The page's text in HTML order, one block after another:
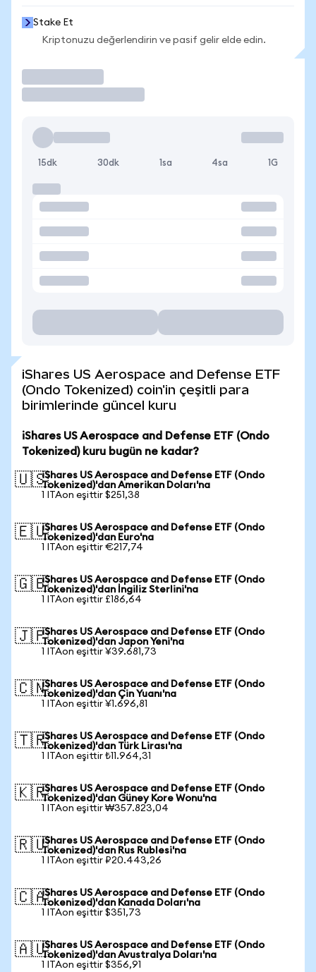
Stake Et
Kriptonuzu değerlendirin ve pasif gelir elde edin.
15dk 30dk 1sa 4sa 1G
iShares US Aerospace and Defense ETF
(Ondo Tokenized) coin'in çeşitli para
birimlerinde güncel kuru
iShares US Aerospace and Defense ETF (Ondo
Tokenized) kuru bugün ne kadar?
🇺🇸iShares US Aerospace and Defense ETF (Ondo
Tokenized)'dan Amerikan Doları'na
1 ITAon eşittir $251,38
🇪🇺iShares US Aerospace and Defense ETF (Ondo
Tokenized)'dan Euro'na
1 ITAon eşittir €217,74
🇬🇧iShares US Aerospace and Defense ETF (Ondo
Tokenized)'dan İngiliz Sterlini'na
1 ITAon eşittir £186,64
🇯🇵iShares US Aerospace and Defense ETF (Ondo
Tokenized)'dan Japon Yeni'na
1 ITAon eşittir ¥39.681,73
🇨🇳iShares US Aerospace and Defense ETF (Ondo
Tokenized)'dan Çin Yuanı'na
1 ITAon eşittir ¥1.696,81
🇹🇷iShares US Aerospace and Defense ETF (Ondo
Tokenized)'dan Türk Lirası'na
1 ITAon eşittir ₺11.964,31
🇰🇷iShares US Aerospace and Defense ETF (Ondo
Tokenized)'dan Güney Kore Wonu'na
1 ITAon eşittir ₩357.823,04
🇷🇺iShares US Aerospace and Defense ETF (Ondo
Tokenized)'dan Rus Rublesi'na
1 ITAon eşittir ₽20.443,26
🇨🇦iShares US Aerospace and Defense ETF (Ondo
Tokenized)'dan Kanada Doları'na
1 ITAon eşittir $351,73
🇦🇺iShares US Aerospace and Defense ETF (Ondo
Tokenized)'dan Avustralya Doları'na
1 ITAon eşittir $356,91